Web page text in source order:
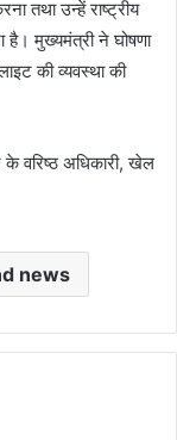
तथा उन्हें राष्ट्रीय
है। मुख्यमंत्री ने घोषणा
की व्यवस्था की
वरिष्ठ अधिकारी, खेल
news